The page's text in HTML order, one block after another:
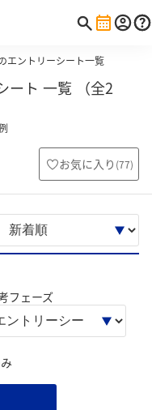
エントリーシート一覧
ート 一覧 （全2
お気に入り (77)
フェーズ